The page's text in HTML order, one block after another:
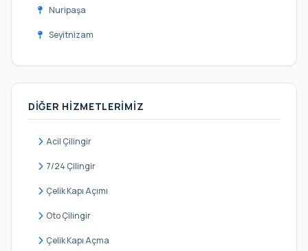
Nuripaşa
Seyitnizam
Telsiz
Veliefendi
DIĞER HIZMETLERIMIZ
Acil Çilingir
7/24 Çilingir
Çelik Kapı Açımı
Oto Çilingir
Çelik Kapı Açma